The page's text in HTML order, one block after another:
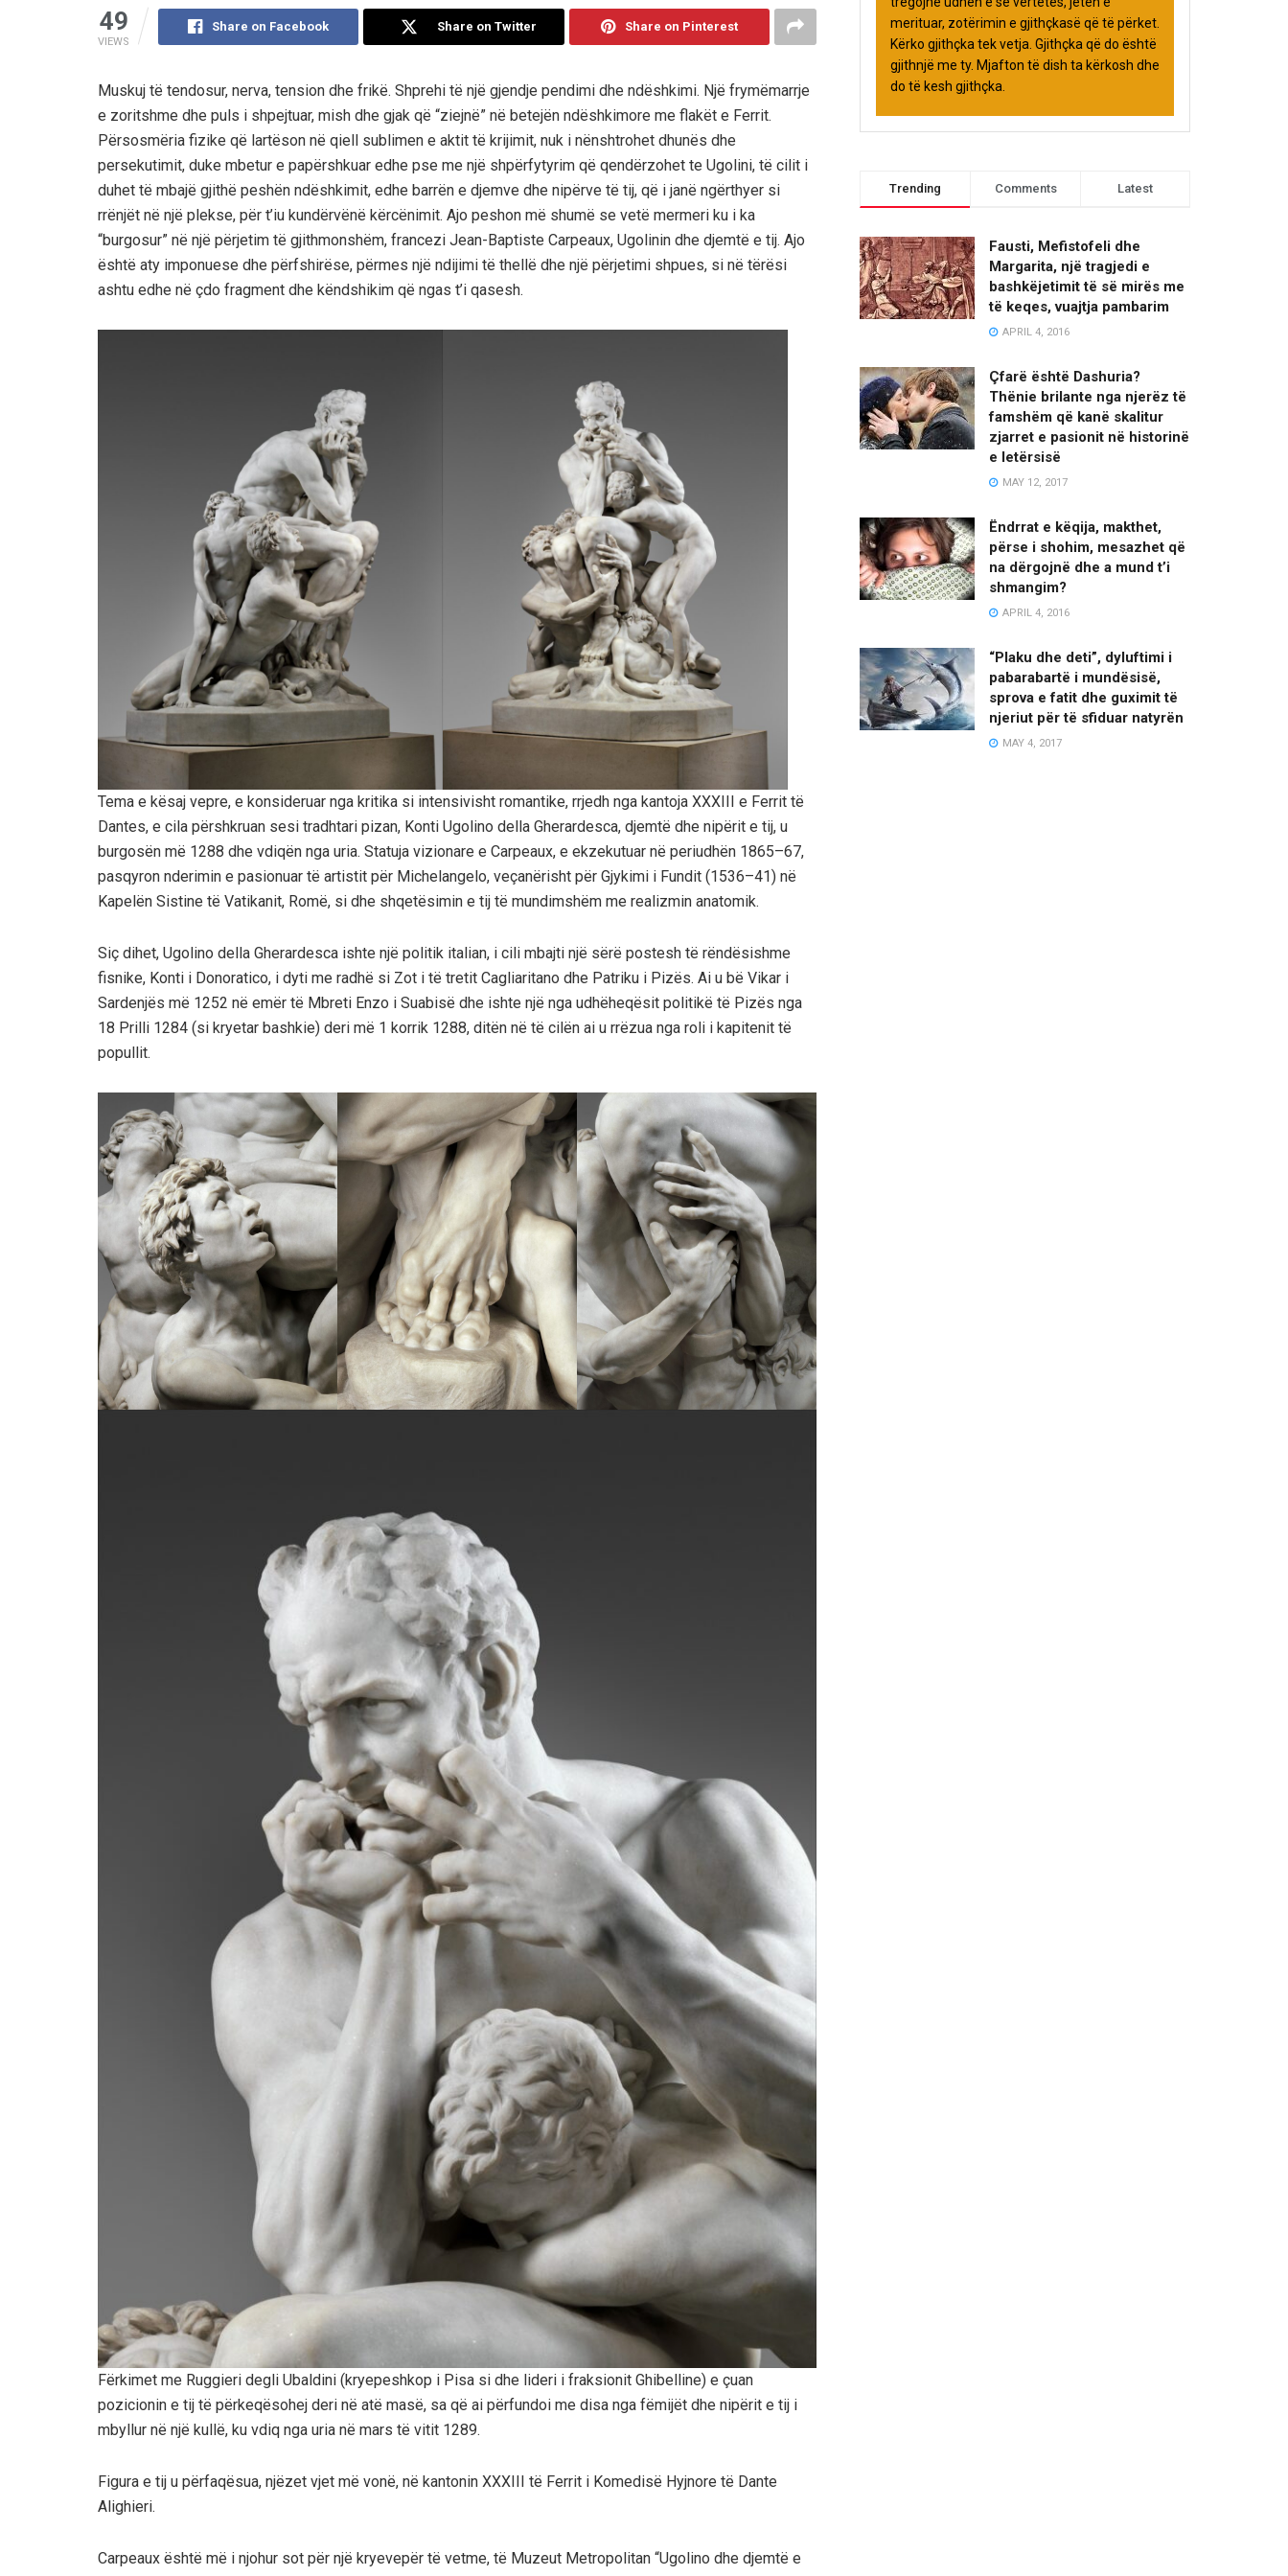
49
VIEWS
Share on Facebook Share on Twitter Share on Pinterest
Muskuj të tendosur, nerva, tension dhe frikë. Shprehi të një gjendje pendimi dhe ndëshkimi. Një frymëmarrje
e zoritshme dhe puls i shpejtuar, mish dhe gjak që “ziejnë” në betejën ndëshkimore me flakët e Ferrit.
Përsosmëria fizike që lartëson në qiell sublimen e aktit të krijimit, nuk i nënshtrohet dhunës dhe
persekutimit, duke mbetur e papërshkuar edhe pse me një shpërfytyrim që qendërzohet te Ugolini, të cilit i
duhet të mbajë gjithë peshën ndëshkimit, edhe barrën e djemve dhe nipërve të tij, që i janë ngërthyer si
rrënjët në një plekse, për t’iu kundërvënë kërcënimit. Ajo peshon më shumë se vetë mermeri ku i ka
“burgosur” në një përjetim të gjithmonshëm, francezi Jean-Baptiste Carpeaux, Ugolinin dhe djemtë e tij. Ajo
është aty imponuese dhe përfshirëse, përmes një ndijimi të thellë dhe një përjetimi shpues, si në tërësi
ashtu edhe në çdo fragment dhe këndshikim që ngas t’i qasesh.
Tema e kësaj vepre, e konsideruar nga kritika si intensivisht romantike, rrjedh nga kantoja XXXIII e Ferrit të
Dantes, e cila përshkruan sesi tradhtari pizan, Konti Ugolino della Gherardesca, djemtë dhe nipërit e tij, u
burgosën më 1288 dhe vdiqën nga uria. Statuja vizionare e Carpeaux, e ekzekutuar në periudhën 1865–67,
pasqyron nderimin e pasionuar të artistit për Michelangelo, veçanërisht për Gjykimi i Fundit (1536–41) në
Kapelën Sistine të Vatikanit, Romë, si dhe shqetësimin e tij të mundimshëm me realizmin anatomik.
Siç dihet, Ugolino della Gherardesca ishte një politik italian, i cili mbajti një sërë postesh të rëndësishme
fisnike, Konti i Donoratico, i dyti me radhë si Zot i të tretit Cagliaritano dhe Patriku i Pizës. Ai u bë Vikar i
Sardenjës më 1252 në emër të Mbreti Enzo i Suabisë dhe ishte një nga udhëheqësit politikë të Pizës nga
18 Prilli 1284 (si kryetar bashkie) deri më 1 korrik 1288, ditën në të cilën ai u rrëzua nga roli i kapitenit të
popullit.
Fërkimet me Ruggieri degli Ubaldini (kryepeshkop i Pisa si dhe lideri i fraksionit Ghibelline) e çuan
pozicionin e tij të përkeqësohej deri në atë masë, sa që ai përfundoi me disa nga fëmijët dhe nipërit e tij i
mbyllur në një kullë, ku vdiq nga uria në mars të vitit 1289.
Figura e tij u përfaqësua, njëzet vjet më vonë, në kantonin XXXIII të Ferrit i Komedisë Hyjnore të Dante
Alighieri.
Carpeaux është më i njohur sot për një kryevepër të vetme, të Muzeut Metropolitan “Ugolino dhe djemtë e
merituar, zotërimin e gjithçkasë që të përket.
Kërko gjithçka tek vetja. Gjithçka që do është
gjithnjë me ty. Mjafton të dish ta kërkosh dhe
do të kesh gjithçka.
Trending Comments Latest
Fausti, Mefistofeli dhe
Margarita, një tragjedi e
bashkëjetimit të së mirës me
të keqes, vuajtja pambarim
APRIL 4, 2016
Çfarë është Dashuria?
Thënie brilante nga njerëz të
famshëm që kanë skalitur
zjarret e pasionit në historinë
e letërsisë
MAY 12, 2017
Ëndrrat e këqija, makthet,
përse i shohim, mesazhet që
na dërgojnë dhe a mund t’i
shmangim?
APRIL 4, 2016
“Plaku dhe deti”, dyluftimi i
pabarabartë i mundësisë,
sprova e fatit dhe guximit të
njeriut për të sfiduar natyrën
MAY 4, 2017